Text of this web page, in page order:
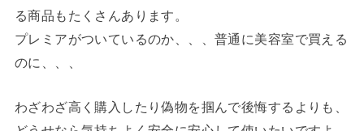
る商品もたくさんあります。
プレミアがついているのか、、、普通に美容室で買える
のに、、、
わざわざ高く購入したり偽物を掴んで後悔するよりも、